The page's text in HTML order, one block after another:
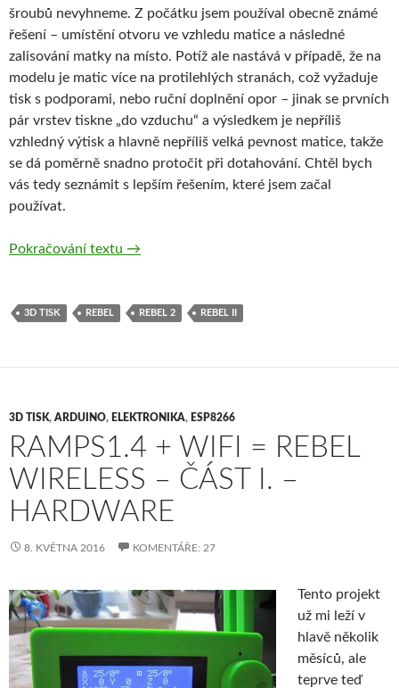
šroubů nevyhneme. Z počátku jsem používal obecně známé
řešení – umístění otvoru ve vzhledu matice a následné
zalisování matky na místo. Potíž ale nastává v případě, že na
modelu je matic více na protilehlých stranách, což vyžaduje
tisk s podporami, nebo ruční doplnění opor – jinak se prvních
pár vrstev tiskne „do vzduchu“ a výsledkem je nepříliš
vzhledný výtisk a hlavně nepříliš velká pevnost matice, takže
se dá poměrně snadno protočit při dotahování. Chtěl bych
vás tedy seznámit s lepším řešením, které jsem začal
používat.
Pokračování textu 3D tisk – jak na závity ve výtiscích
→
3D TISK REBEL REBEL 2 REBEL II
3D TISK, ARDUINO, ELEKTRONIKA, ESP8266
RAMPS1.4 + WIFI = REBEL
WIRELESS – ČÁST I. –
HARDWARE
8. KVĚTNA 2016 KOMENTÁŘE: 27
Tento projekt
už mi leží v
hlavě několik
měsíců, ale
teprve teď